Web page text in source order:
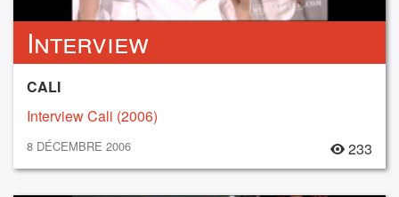
Interview
CALI
Interview Cali (2006)
8 DÉCEMBRE 2006 233